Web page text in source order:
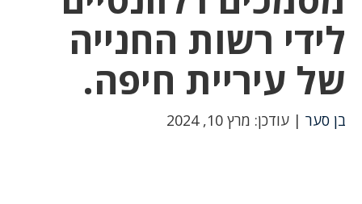
לידי רשות החנייה
של עיריית חיפה.
בן סער | עודכן: מרץ 10, 2024